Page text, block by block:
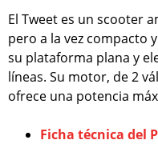
El Tweet es un scooter
pero a la vez compacto
su plataforma plana y
líneas. Su motor, de 2
ofrece una potencia
Ficha técnica del